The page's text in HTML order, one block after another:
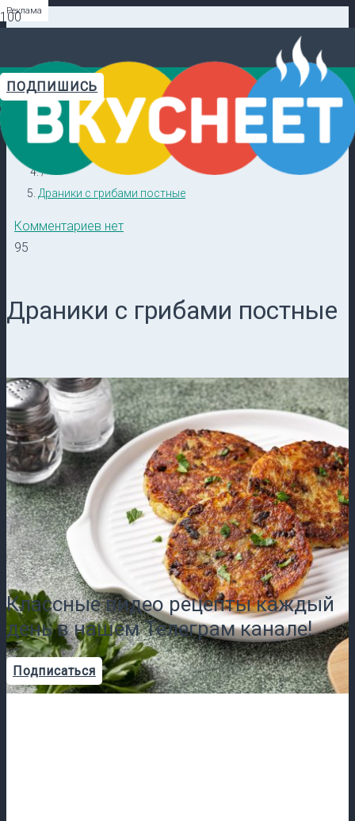
ПОДПИШИСЬ
Видеорецепты в ТГ →
Главная
/
Кулинарные секреты
/
Драники с грибами постные
Комментариев нет
95
Драники с грибами постные
Классные видео рецепты каждый
день в нашем Телеграм канале!
Подписаться
Реклама
Реклама
Реклама
Реклама
Реклама
Реклама